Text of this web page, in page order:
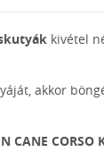
kivétel
akkor
CANE